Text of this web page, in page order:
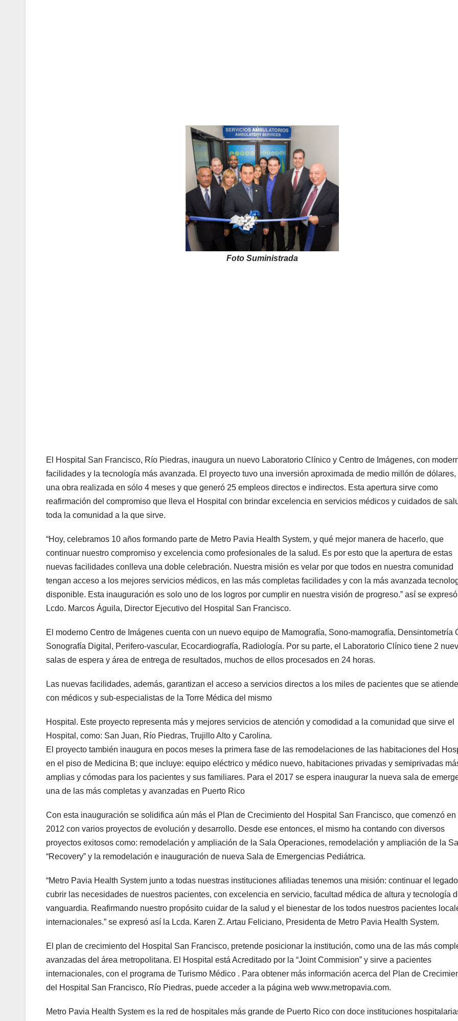
Foto Suministrada
El Hospital San Francisco, Río Piedras, inaugura un nuevo Laboratorio Clínico y Centro de Imágenes, con
facilidades y la tecnología más avanzada. El proyecto tuvo una inversión aproximada de medio millón de dólares,
una obra realizada en sólo 4 meses y que generó 25 empleos directos e indirectos. Esta apertura sirve como
reafirmación del compromiso que lleva el Hospital con brindar excelencia en servicios médicos y cuidados de
toda la comunidad a la que sirve.
“Hoy, celebramos 10 años formando parte de Metro Pavia Health System, y qué mejor manera de hacerlo, que
continuar nuestro compromiso y excelencia como profesionales de la salud. Es por esto que la apertura de estas
nuevas facilidades conlleva una doble celebración. Nuestra misión es velar por que todos en nuestra comunidad
tengan acceso a los mejores servicios médicos, en las más completas facilidades y con la más avanzada
disponible. Esta inauguración es solo uno de los logros por cumplir en nuestra visión de progreso.” así se expresó
Lcdo. Marcos Águila, Director Ejecutivo del Hospital San Francisco.
El moderno Centro de Imágenes cuenta con un nuevo equipo de Mamografía, Sono-mamografía, Densintometría
Sonografía Digital, Perifero-vascular, Ecocardiografía, Radiología. Por su parte, el Laboratorio Clínico tiene 2
salas de espera y área de entrega de resultados, muchos de ellos procesados en 24 horas.
Las nuevas facilidades, además, garantizan el acceso a servicios directos a los miles de pacientes que se
con médicos y sub-especialistas de la Torre Médica del mismo
Hospital. Este proyecto representa más y mejores servicios de atención y comodidad a la comunidad que sirve el
Hospital, como: San Juan, Río Piedras, Trujillo Alto y Carolina.
El proyecto también inaugura en pocos meses la primera fase de las remodelaciones de las habitaciones del
en el piso de Medicina B; que incluye: equipo eléctrico y médico nuevo, habitaciones privadas y semiprivadas
amplias y cómodas para los pacientes y sus familiares. Para el 2017 se espera inaugurar la nueva sala de
una de las más completas y avanzadas en Puerto Rico
Con esta inauguración se solidifica aún más el Plan de Crecimiento del Hospital San Francisco, que comenzó en
2012 con varios proyectos de evolución y desarrollo. Desde ese entonces, el mismo ha contando con diversos
proyectos exitosos como: remodelación y ampliación de la Sala Operaciones, remodelación y ampliación de la
“Recovery” y la remodelación e inauguración de nueva Sala de Emergencias Pediátrica.
“Metro Pavia Health System junto a todas nuestras instituciones afiliadas tenemos una misión: continuar el
cubrir las necesidades de nuestros pacientes, con excelencia en servicio, facultad médica de altura y tecnología
vanguardia. Reafirmando nuestro propósito cuidar de la salud y el bienestar de los todos nuestros pacientes
internacionales.” se expresó así la Lcda. Karen Z. Artau Feliciano, Presidenta de Metro Pavia Health System.
El plan de crecimiento del Hospital San Francisco, pretende posicionar la institución, como una de las más
avanzadas del área metropolitana. El Hospital está Acreditado por la “Joint Commision” y sirve a pacientes
internacionales, con el programa de Turismo Médico . Para obtener más información acerca del Plan de
del Hospital San Francisco, Río Piedras, puede acceder a la página web www.metropavia.com.
Metro Pavia Health System es la red de hospitales más grande de Puerto Rico con doce instituciones